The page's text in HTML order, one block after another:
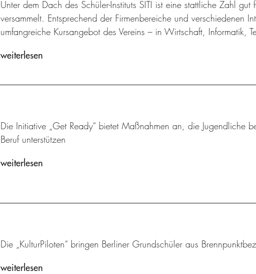
Unter dem Dach des Schüler-Instituts SITI ist eine stattliche Zahl gut
versammelt. Entsprechend der Firmenbereiche und verschiedenen
umfangreiche Kursangebot des Vereins – in Wirtschaft, Informatik,
weiterlesen
Die Initiative „Get Ready“ bietet Maßnahmen an, die Jugendliche
Beruf unterstützen
weiterlesen
Die „KulturPiloten“ bringen Berliner Grundschüler aus
weiterlesen